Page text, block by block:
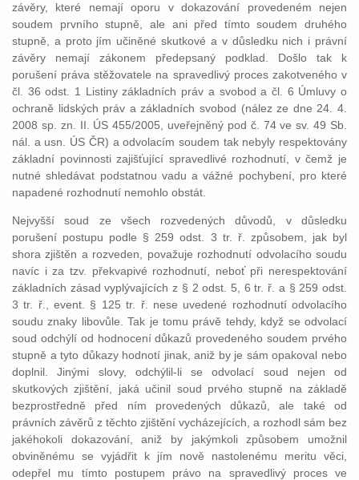
závěry, které nemají oporu v dokazování provedeném nejen
soudem prvního stupně, ale ani před tímto soudem druhého
stupně, a proto jím učiněné skutkové a v důsledku nich i právní
závěry nemají zákonem předepsaný podklad. Došlo tak k
porušení práva stěžovatele na spravedlivý proces zakotveného v
čl. 36 odst. 1 Listiny základních práv a svobod a čl. 6 Úmluvy o
ochraně lidských práv a základních svobod (nález ze dne 24. 4.
2008 sp. zn. II. ÚS 455/2005, uveřejněný pod č. 74 ve sv. 49 Sb.
nál. a usn. ÚS ČR) a odvolacím soudem tak nebyly respektovány
základní povinnosti zajišťující spravedlivé rozhodnutí, v čemž je
nutné shledávat podstatnou vadu a vážné pochybení, pro které
napadené rozhodnutí nemohlo obstát.
Nejvyšší soud ze všech rozvedených důvodů, v důsledku
porušení postupu podle § 259 odst. 3 tr. ř. způsobem, jak byl
shora zjištěn a rozveden, považuje rozhodnutí odvolacího soudu
navíc i za tzv. překvapivé rozhodnutí, neboť při nerespektování
základních zásad vyplývajících z § 2 odst. 5, 6 tr. ř. a § 259 odst.
3 tr. ř., event. § 125 tr. ř. nese uvedené rozhodnutí odvolacího
soudu znaky libovůle. Tak je tomu právě tehdy, když se odvolací
soud odchýlí od hodnocení důkazů provedeného soudem prvého
stupně a tyto důkazy hodnotí jinak, aniž by je sám opakoval nebo
doplnil. Jinými slovy, odchýlil-li se odvolací soud nejen od
skutkových zjištění, jaká učinil soud prvého stupně na základě
bezprostředně před ním provedených důkazů, ale také od
právních závěrů z těchto zjištění vycházejících, a rozhodl sám bez
jakéhokoli dokazování, aniž by jakýmkoli způsobem umožnil
obviněnému se vyjádřit k jím nově nastolenému meritu věci,
odepřel mu tímto postupem právo na spravedlivý proces ve